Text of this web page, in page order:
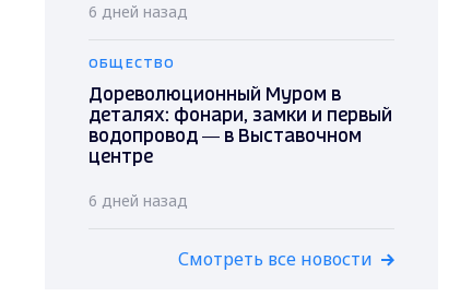
6 дней назад
ОБЩЕСТВО
Дореволюционный Муром в
деталях: фонари, замки и первый
водопровод — в Выставочном
центре
6 дней назад
Смотреть все новости